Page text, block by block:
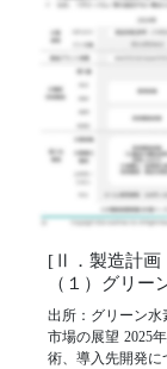
[Ⅱ．製造計画
（１）グリ
出所：グリーン
市場の展望 2025
術、導入先開発に